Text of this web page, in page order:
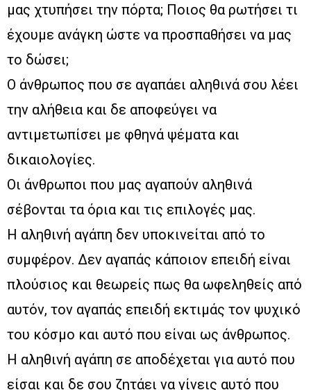
μας χτυπήσει την πόρτα; Ποιος θα ρωτήσει τι
έχουμε ανάγκη ώστε να προσπαθήσει να μας
το δώσει;
Ο άνθρωπος που σε αγαπάει αληθινά σου λέει
την αλήθεια και δε αποφεύγει να
αντιμετωπίσει με φθηνά ψέματα και
δικαιολογίες.
Οι άνθρωποι που μας αγαπούν αληθινά
σέβονται τα όρια και τις επιλογές μας.
Η αληθινή αγάπη δεν υποκινείται από το
συμφέρον. Δεν αγαπάς κάποιον επειδή είναι
πλούσιος και θεωρείς πως θα ωφεληθείς από
αυτόν, τον αγαπάς επειδή εκτιμάς τον ψυχικό
του κόσμο και αυτό που είναι ως άνθρωπος.
Η αληθινή αγάπη σε αποδέχεται για αυτό που
είσαι και δε σου ζητάει να γίνεις αυτό που